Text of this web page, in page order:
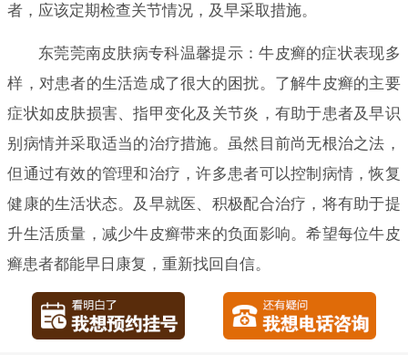
者，应该定期检查关节情况，及早采取措施。
东莞莞南皮肤病专科温馨提示：牛皮癣的症状表现多
样，对患者的生活造成了很大的困扰。了解牛皮癣的主要
症状如皮肤损害、指甲变化及关节炎，有助于患者及早识
别病情并采取适当的治疗措施。虽然目前尚无根治之法，
但通过有效的管理和治疗，许多患者可以控制病情，恢复
健康的生活状态。及早就医、积极配合治疗，将有助于提
升生活质量，减少牛皮癣带来的负面影响。希望每位牛皮
癣患者都能早日康复，重新找回自信。